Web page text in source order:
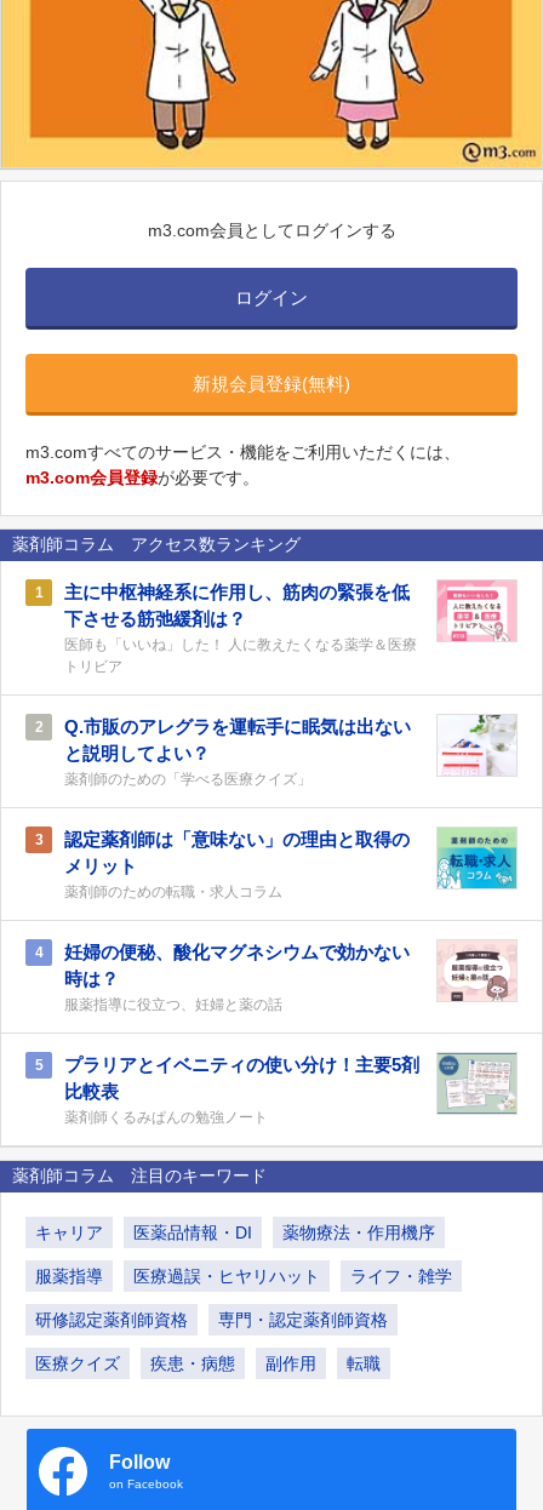
m3.com会員としてログインする
ログイン
新規会員登録(無料)
m3.comすべてのサービス・機能をご利用いただくには、
m3.com会員登録が必要です。
薬剤師コラム アクセス数ランキング
1
主に中枢神経系に作用し、筋肉の緊張を低
下させる筋弛緩剤は？
医師も「いいね」した！ 人に教えたくなる薬学＆医療
トリビア
2
Q.市販のアレグラを運転手に眠気は出ない
と説明してよい？
薬剤師のための「学べる医療クイズ」
3
認定薬剤師は「意味ない」の理由と取得の
メリット
薬剤師のための転職・求人コラム
4
妊婦の便秘、酸化マグネシウムで効かない
時は？
服薬指導に役立つ、妊婦と薬の話
5
プラリアとイベニティの使い分け！主要5剤
比較表
薬剤師くるみぱんの勉強ノート
薬剤師コラム 注目のキーワード
キャリア 医薬品情報・DI 薬物療法・作用機序
服薬指導 医療過誤・ヒヤリハット ライフ・雑学
研修認定薬剤師資格 専門・認定薬剤師資格
医療クイズ 疾患・病態 副作用 転職
Follow
on Facebook